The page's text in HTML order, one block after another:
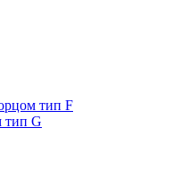
тип F
тип G